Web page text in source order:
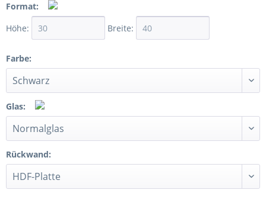
Format:
Höhe:
Breite:
Farbe:
Glas:
Rückwand: